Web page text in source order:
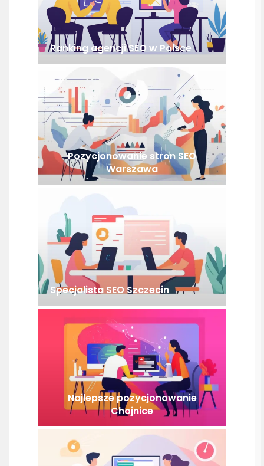
Ranking agencji SEO w Polsce
Pozycjonowanie stron SEO
Warszawa
Specjalista SEO Szczecin
Najlepsze pozycjonowanie
Chojnice